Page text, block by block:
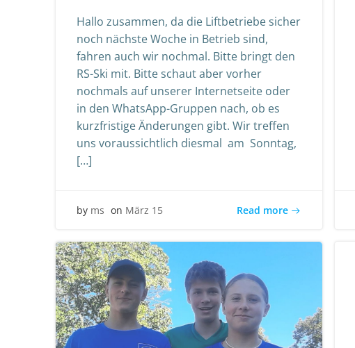
Hallo zusammen, da die Liftbetriebe sicher
noch nächste Woche in Betrieb sind,
fahren auch wir nochmal. Bitte bringt den
RS-Ski mit. Bitte schaut aber vorher
nochmals auf unserer Internetseite oder
in den WhatsApp-Gruppen nach, ob es
kurzfristige Änderungen gibt. Wir treffen
uns voraussichtlich diesmal am Sonntag,
[…]
by ms on März 15 Read more